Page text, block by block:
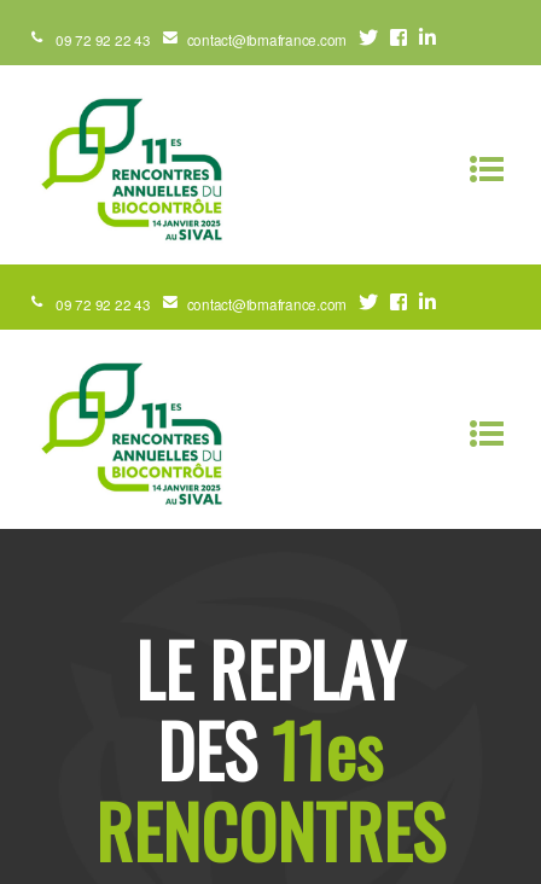
09 72 92 22 43 contact@ibmafrance.com
09 72 92 22 43 contact@ibmafrance.com
LE REPLAY
DES11es
RENCONTRES